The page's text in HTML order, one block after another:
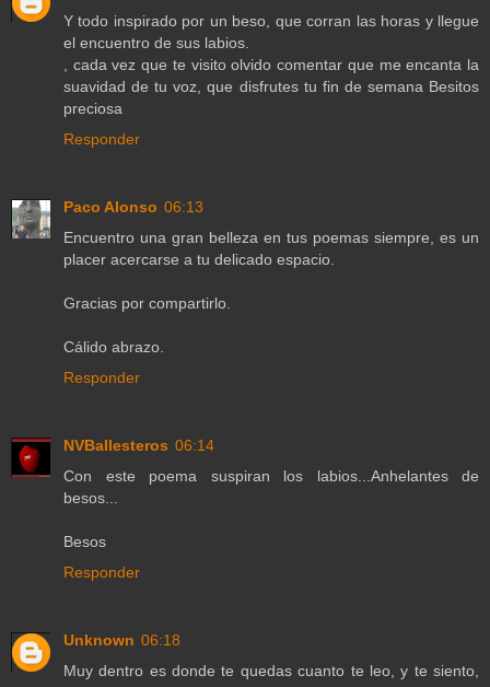
Y todo inspirado por un beso, que corran las horas y llegue
el encuentro de sus labios.
, cada vez que te visito olvido comentar que me encanta la
suavidad de tu voz, que disfrutes tu fin de semana Besitos
preciosa
Responder
Paco Alonso 06:13
Encuentro una gran belleza en tus poemas siempre, es un
placer acercarse a tu delicado espacio.
Gracias por compartirlo.
Cálido abrazo.
Responder
NVBallesteros 06:14
Con este poema suspiran los labios...Anhelantes de
besos...
Besos
Responder
Unknown 06:18
Muy dentro es donde te quedas cuanto te leo, y te siento,